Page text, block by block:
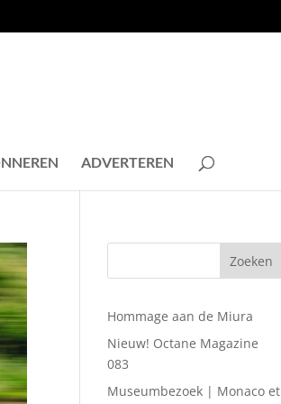
ADVERTEREN
Hommage aan de Miura
Nieuw! Octane Magazine
083
Museumbezoek | Monaco et